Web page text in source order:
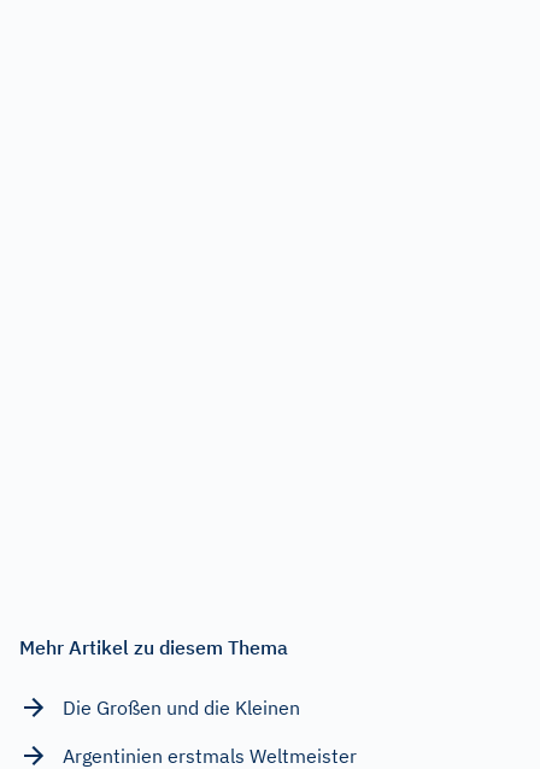
Mehr Artikel zu diesem Thema
Die Großen und die Kleinen
Argentinien erstmals Weltmeister